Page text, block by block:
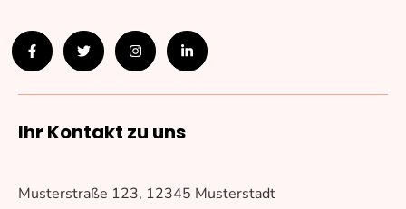
Ihr Kontakt zu uns
Musterstraße 123, 12345 Musterstadt